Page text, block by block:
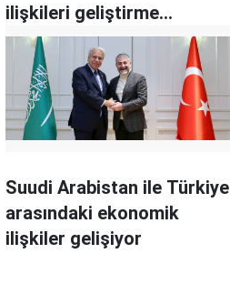
ilişkileri geliştirme
arayışında
Suudi Arabistan ile Türkiye
arasındaki ekonomik
ilişkiler gelişiyor